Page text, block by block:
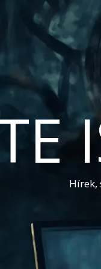
Hírek,